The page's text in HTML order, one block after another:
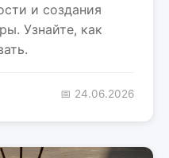
и создания
Узнайте, как
📅 24.06.2026